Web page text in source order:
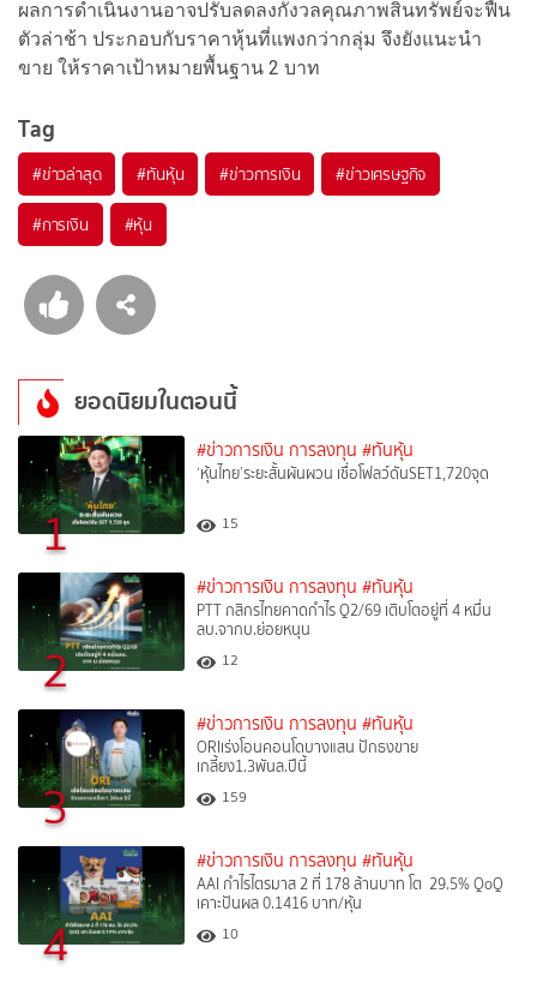
ผลการดำเนินงานอาจปรับลดลงกังวลคุณภาพสินทรัพย์จะฟื้น
ตัวล่าช้า ประกอบกับราคาหุ้นที่แพงกว่ากลุ่ม จึงยังแนะนำ
ขาย ให้ราคาเป้าหมายพื้นฐาน 2 บาท
Tag
#ข่าวล่าสุด #ทันหุ้น #ข่าวการเงิน #ข่าวเศรษฐกิจ
#การเงิน #หุ้น
ยอดนิยมในตอนนี้
1
#ข่าวการเงิน การลงทุน #ทันหุ้น
‘หุ้นไทย’ระยะสั้นผันผวน เชื่อโฟลว์ดันSET1,720จุด
15
2
#ข่าวการเงิน การลงทุน #ทันหุ้น
PTT กสิกรไทยคาดกำไร Q2/69 เติบโตอยู่ที่ 4 หมื่น
ลบ.จากบ.ย่อยหนุน
12
3
#ข่าวการเงิน การลงทุน #ทันหุ้น
ORIเร่งโอนคอนโดบางแสน ปักธงขาย
เกลี้ยง1.3พันล.ปีนี้
159
4
#ข่าวการเงิน การลงทุน #ทันหุ้น
AAI กำไรไตรมาส 2 ที่ 178 ล้านบาท โต 29.5% QoQ
เคาะปันผล 0.1416 บาท/หุ้น
10